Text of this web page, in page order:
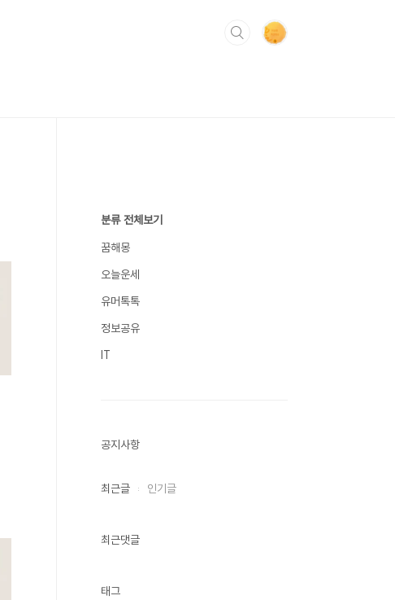
분류 전체보기
꿈해몽
오늘운세
유머톡톡
정보공유
IT
공지사항
최근글 인기글
최근댓글
태그